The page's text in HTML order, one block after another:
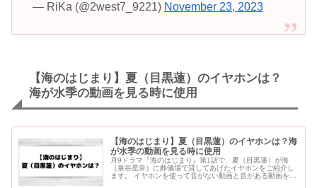
— RiKa (@2west7_9221) November 23, 2023
【海のはじまり】夏（目黒蓮）のイヤホンは？
海が水季の動画を見る時に使用
【海のはじまり】夏（目黒蓮）のイヤホンは？海
が水季の動画を見る時に使用
月9ドラマ『海のはじまり』第1話で、夏（目黒蓮）が海
（泉谷星奈）に葬儀場で貸してあげたイヤホンをご紹介し
ます。 イヤホンを使って音がない動画と音がある動画を使